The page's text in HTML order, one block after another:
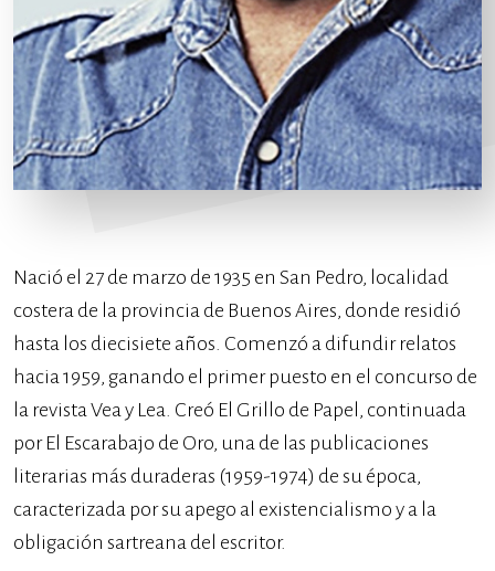
Nació el 27 de marzo de 1935 en San Pedro, localidad
costera de la provincia de Buenos Aires, donde residió
hasta los diecisiete años. Comenzó a difundir relatos
hacia 1959, ganando el primer puesto en el concurso de
la revista Vea y Lea. Creó El Grillo de Papel, continuada
por El Escarabajo de Oro, una de las publicaciones
literarias más duraderas (1959-1974) de su época,
caracterizada por su apego al existencialismo y a la
obligación sartreana del escritor.